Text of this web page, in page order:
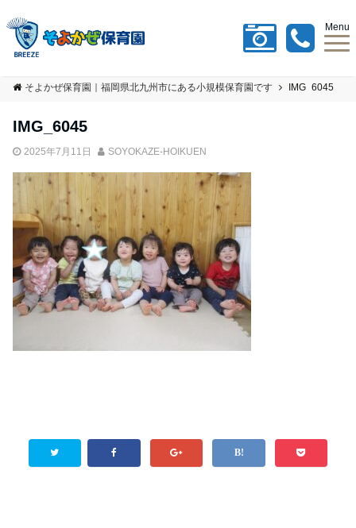
Menu
そよかぜ保育園｜福岡県北九州市にある小規模保育園です IMG_6045
IMG_6045
2025年7月11日 SOYOKAZE-HOIKUEN